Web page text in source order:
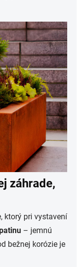
záhrade,
ktorý pri vystavení
– jemnú
bežnej korózie je